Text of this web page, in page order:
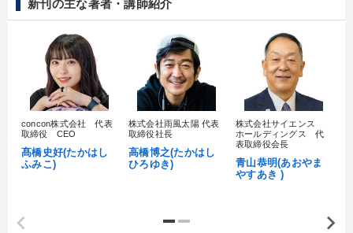
新刊の主な著者・講師紹介
concon株式会社 代表
取締役 CEO
髙橋史好(たかはし
ふみこ)
株式会社雨風太陽 代表
取締役社長
高橋博之(たかはし
ひろゆき)
株式会社サイエンス
ホールディングス 代
表取締役会長
青山恭明(あおやま
やすあき )